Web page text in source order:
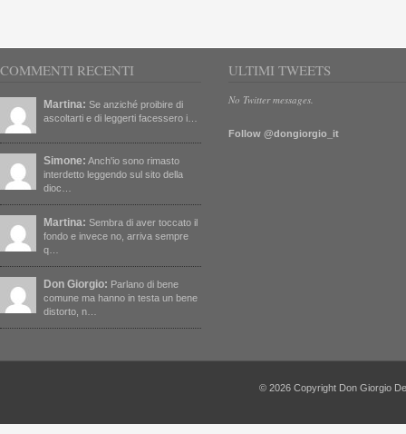
COMMENTI RECENTI
Martina: Se anziché proibire di
ascoltarti e di leggerti facessero i…
Simone: Anch'io sono rimasto
interdetto leggendo sul sito della
dioc…
Martina: Sembra di aver toccato il
fondo e invece no, arriva sempre
q…
Don Giorgio: Parlano di bene
comune ma hanno in testa un bene
distorto, n…
ULTIMI TWEETS
No Twitter messages.
Follow @dongiorgio_it
© 2026 Copyright Don Giorgio